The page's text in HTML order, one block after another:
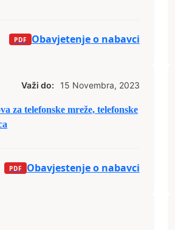
Obavjetenje o nabavci
Važi do: 15 Novembra, 2023
za telefonske mreže, telefonske
Obavjestenje o nabavci